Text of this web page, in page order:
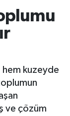
hem kuzeyde
ve çözüm